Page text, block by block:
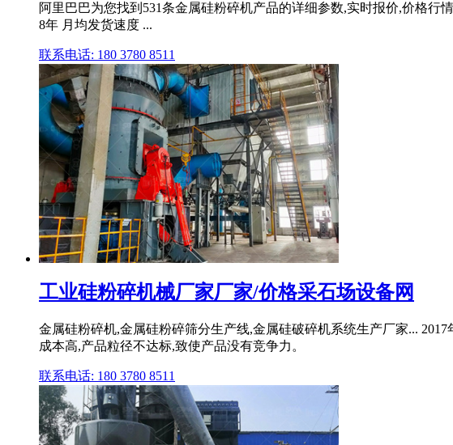
阿里巴巴为您找到531条金属硅粉碎机产品的详细参数,实时报价,价格行
8年 月均发货速度 ...
联系电话: 180 3780 8511
工业硅粉碎机械厂家厂家/价格采石场设备网
金属硅粉碎机,金属硅粉碎筛分生产线,金属硅破碎机系统生产厂家...
成本高,产品粒径不达标,致使产品没有竞争力。
联系电话: 180 3780 8511